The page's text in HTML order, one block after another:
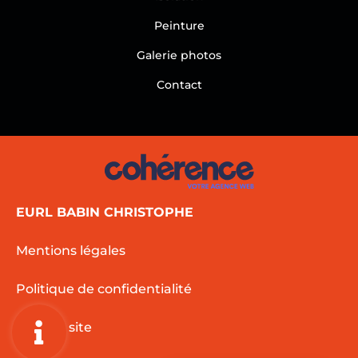
Peinture
Galerie photos
Contact
EURL BABIN CHRISTOPHE
Mentions légales
Politique de confidentialité
Plan de site